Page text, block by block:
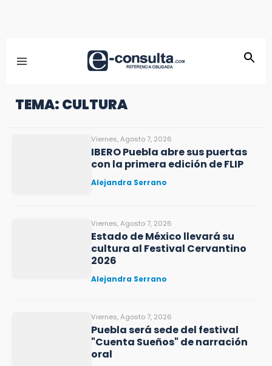
TEMA: CULTURA
Viernes, Agosto 7, 2026
IBERO Puebla abre sus puertas
con la primera edición de FLIP
Alejandra Serrano
Viernes, Agosto 7, 2026
Estado de México llevará su
cultura al Festival Cervantino
2026
Alejandra Serrano
Viernes, Agosto 7, 2026
Puebla será sede del festival
"Cuenta Sueños" de narración
oral